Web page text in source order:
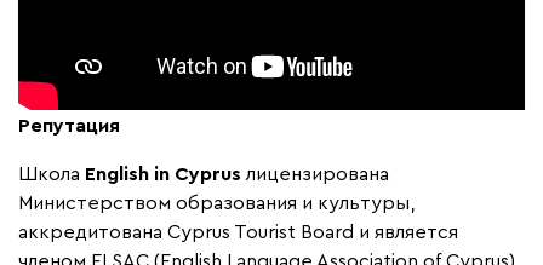
Репутация
Школа English in Cyprus лицензирована
Министерством образования и культуры,
аккредитована Cyprus Tourist Board и является
членом ELSAC (English Language Association of Cyprus).